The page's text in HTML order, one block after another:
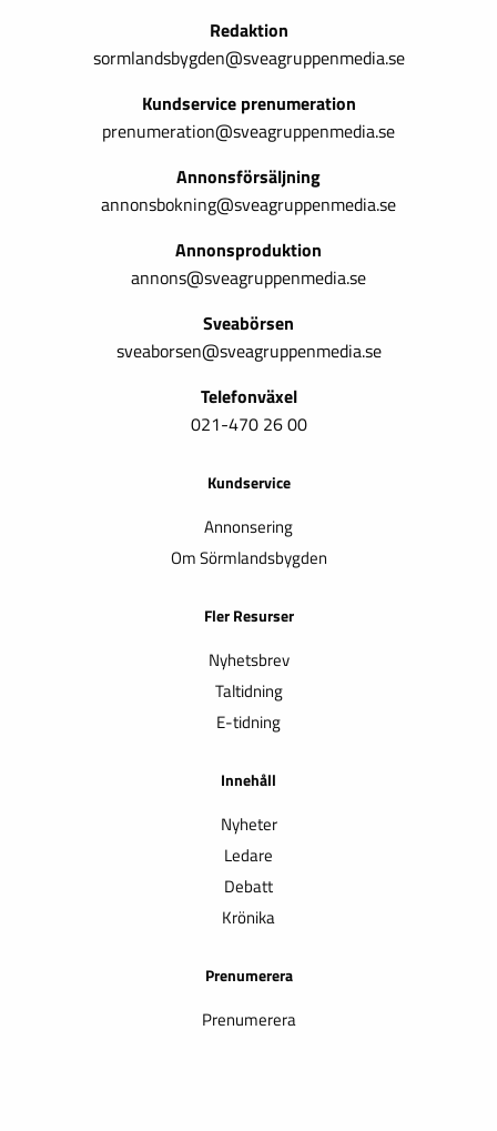
Redaktion
sormlandsbygden@sveagruppenmedia.se
Kundservice prenumeration
prenumeration@sveagruppenmedia.se
Annonsförsäljning
annonsbokning@sveagruppenmedia.se
Annonsproduktion
annons@sveagruppenmedia.se
Sveabörsen
sveaborsen@sveagruppenmedia.se
Telefonväxel
021-470 26 00
Kundservice
Annonsering
Om Sörmlandsbygden
Fler Resurser
Nyhetsbrev
Taltidning
E-tidning
Innehåll
Nyheter
Ledare
Debatt
Krönika
Prenumerera
Prenumerera